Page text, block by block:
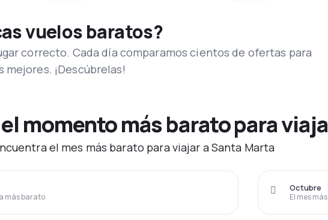
vuelos baratos?
correcto. Cada día comparamos cientos de ofertas para
¡Descúbrelas!
momento más barato para
el mes más barato para viajar a Santa Marta
más barato El mes
Octubre